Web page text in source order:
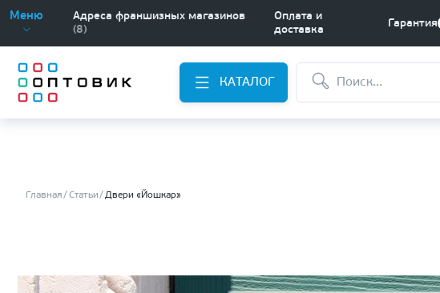
Меню
Адреса франшизных магазинов
(8)
Оплата и
доставка
Гарантия
КАТАЛОГ
Главная Статьи Двери «Йошкар»